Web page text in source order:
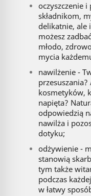
oczyszczenie
składnikom,
delikatnie, ale
możesz
młodo,
mycia
nawilżenie -
kosmetyków,
napięta?
odpowiedzią
nawilża i
dotyku;
odżywienie -
stanowią
tym także
podczas
w łatwy